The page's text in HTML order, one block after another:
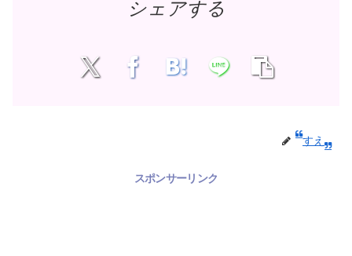
シェアする
すえ
スポンサーリンク